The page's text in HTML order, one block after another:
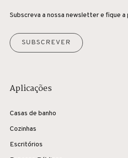
Subscreva a nossa newsletter e fique a
SUBSCREVER
Aplicações
Casas de banho
Cozinhas
Escritórios